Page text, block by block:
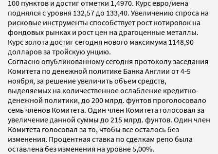
100 пунктов и достиг отметки 1,4970. Курс евро/иена
поднялся с уровня 132,57 до 133,40. Увеличению спроса на
рисковые инструменты способствует рост котировок на
фондовых рынках и рост цен на драгоценные металлы.
Курс золота достиг сегодня нового максимума 1148,90
долларов за тройскую унцию.
Согласно опубликованному сегодня протоколу заседания
Комитета по денежной политике Банка Англии от 4-5
ноября, за решение увеличить объем средств,
выделяемых на количественное ослабление кредитно-
денежной политики, до 200 млрд. фунтов проголосовало
семь членов Комитета. Один член Комитета голосовал за
увеличение данной суммы до 215 млрд. фунтов. Один член
Комитета голосовал за то, чтобы все осталось без
изменения. Процентная ставка по сделкам репо была
оставлена без изменения на уровне 5,00%.